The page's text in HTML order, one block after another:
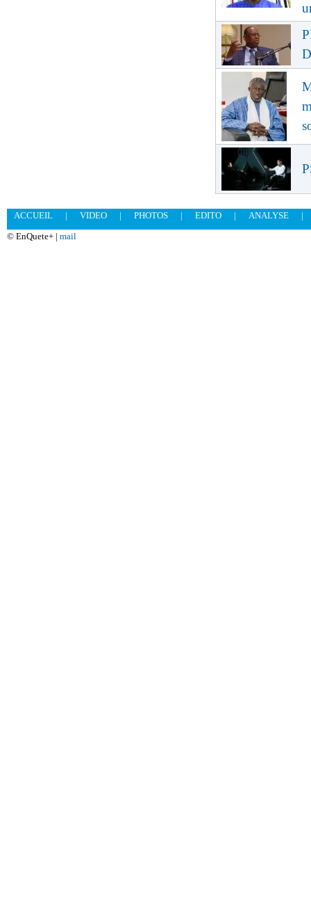
ACCUEIL | VIDEO | PHOTOS | EDITO | ANALYSE
|
© EnQuete+ | mail